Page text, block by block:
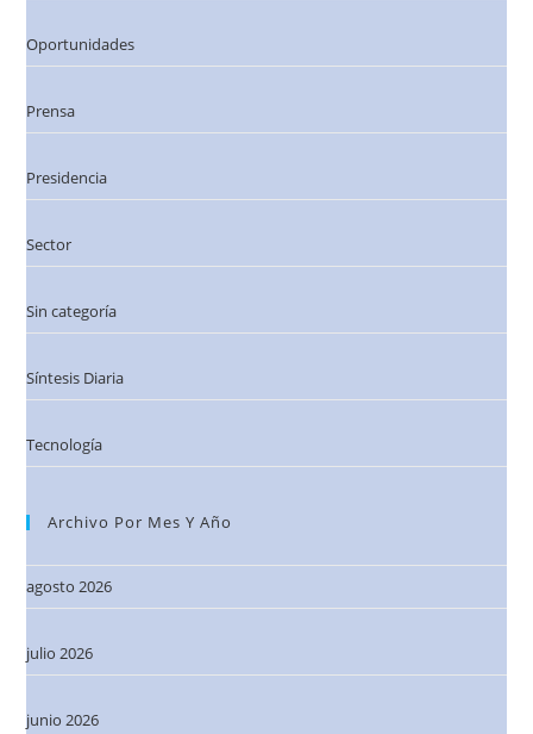
Oportunidades
Prensa
Presidencia
Sector
Sin categoría
Síntesis Diaria
Tecnología
Archivo Por Mes Y Año
agosto 2026
julio 2026
junio 2026